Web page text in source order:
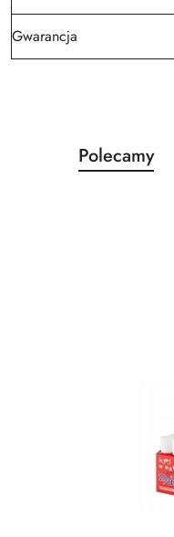
Gwarancja
Pomiń karuzelę
Produkty
o
Polecamy